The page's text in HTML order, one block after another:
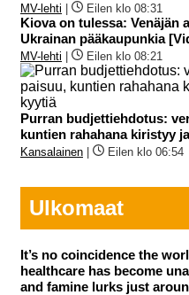
MV-lehti | Eilen klo 08:31
Kiova on tulessa: Venäjän
Ukrainan pääkaupunkia
MV-lehti | Eilen klo 08:21
Purran budjettiehdotus:
kuntien rahahana kiristyy
Kansalainen | Eilen klo 06:54
Ulkomaat
It’s no coincidence the
healthcare has become
and famine lurks just